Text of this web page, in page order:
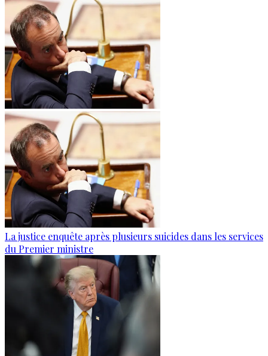
La justice enquête après plusieurs suicides dans les services
du Premier ministre